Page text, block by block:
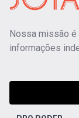
Nossa missão
informações